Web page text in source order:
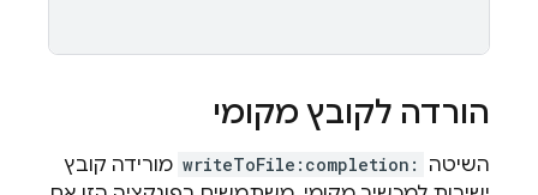
הורדה לקובץ מקומי
השיטה writeToFile:completion: מורידה קובץ